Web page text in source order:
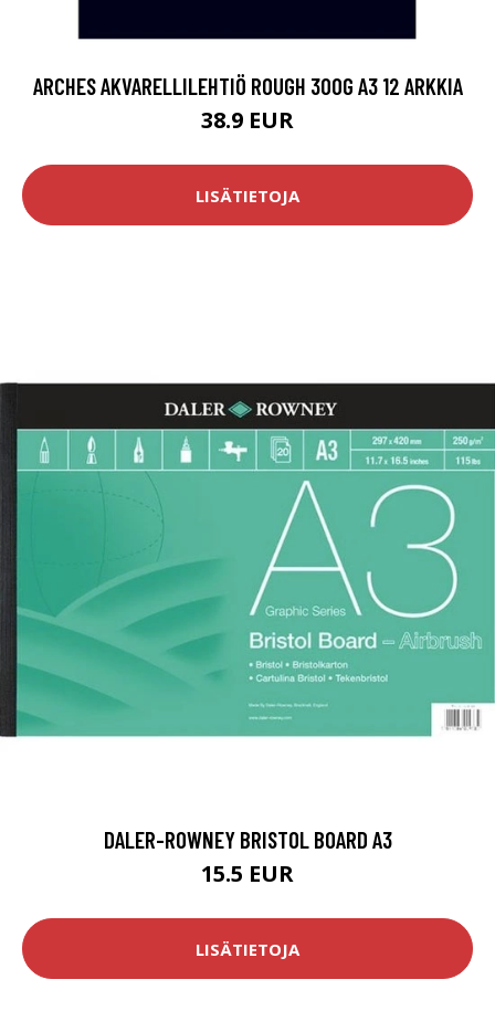
ARCHES AKVARELLILEHTIÖ ROUGH 300G A3 12 ARKKIA
38.9 EUR
LISÄTIETOJA
DALER-ROWNEY BRISTOL BOARD A3
15.5 EUR
LISÄTIETOJA